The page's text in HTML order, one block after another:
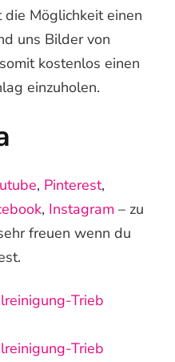
Möglichkeit einen
uns Bilder von
kostenlos einen
einzuholen.
, Pinterest,
, Instagram – zu
freuen wenn du
Trieb
Trieb